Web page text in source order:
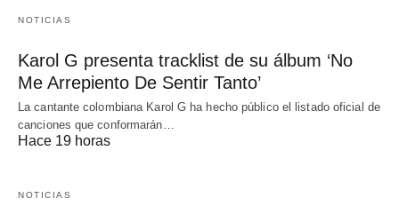
NOTICIAS
Karol G presenta tracklist de su álbum ‘No
Me Arrepiento De Sentir Tanto’
La cantante colombiana Karol G ha hecho público el listado oficial de
canciones que conformarán…
Hace 19 horas
NOTICIAS